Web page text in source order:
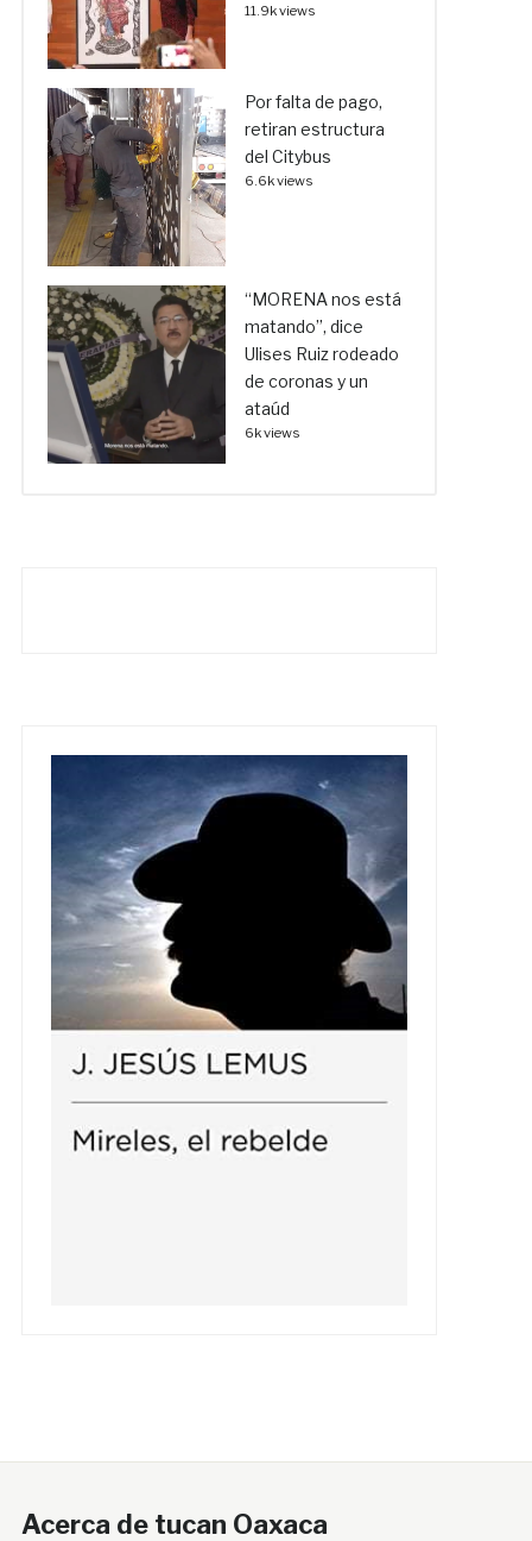
11.9k views
Por falta de pago,
retiran estructura
del Citybus
6.6k views
“MORENA nos está
matando”, dice
Ulises Ruiz rodeado
de coronas y un
ataúd
6k views
Acerca de tucan Oaxaca